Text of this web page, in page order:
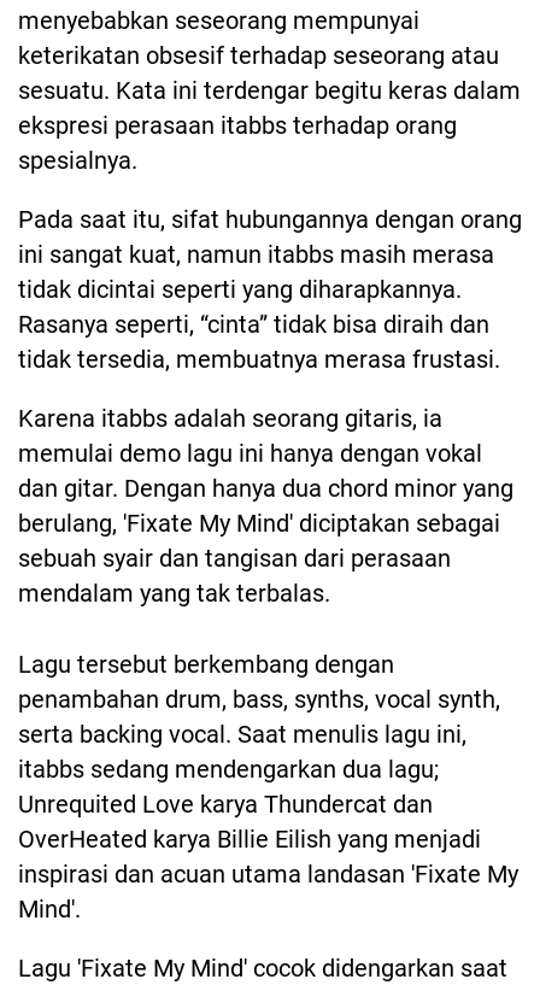
menyebabkan seseorang mempunyai
keterikatan obsesif terhadap seseorang atau
sesuatu. Kata ini terdengar begitu keras dalam
ekspresi perasaan itabbs terhadap orang
spesialnya.
Pada saat itu, sifat hubungannya dengan orang
ini sangat kuat, namun itabbs masih merasa
tidak dicintai seperti yang diharapkannya.
Rasanya seperti, “cinta” tidak bisa diraih dan
tidak tersedia, membuatnya merasa frustasi.
Karena itabbs adalah seorang gitaris, ia
memulai demo lagu ini hanya dengan vokal
dan gitar. Dengan hanya dua chord minor yang
berulang, 'Fixate My Mind' diciptakan sebagai
sebuah syair dan tangisan dari perasaan
mendalam yang tak terbalas.
Lagu tersebut berkembang dengan
penambahan drum, bass, synths, vocal synth,
serta backing vocal. Saat menulis lagu ini,
itabbs sedang mendengarkan dua lagu;
Unrequited Love karya Thundercat dan
OverHeated karya Billie Eilish yang menjadi
inspirasi dan acuan utama landasan 'Fixate My
Mind'.
Lagu 'Fixate My Mind' cocok didengarkan saat